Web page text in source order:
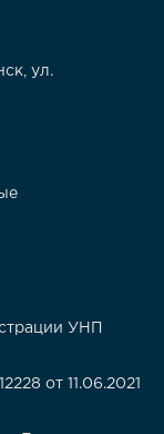
ул.
УНП
от 11.06.2021